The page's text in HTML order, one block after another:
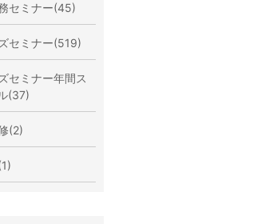
セミナー(45)
セミナー(519)
セミナー年間ス
(37)
(2)